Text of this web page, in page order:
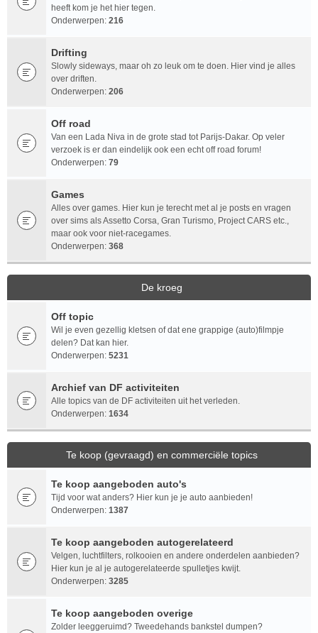
heeft kom je het hier tegen.
Onderwerpen: 216
Drifting
Slowly sideways, maar oh zo leuk om te doen. Hier vind je alles
over driften.
Onderwerpen: 206
Off road
Van een Lada Niva in de grote stad tot Parijs-Dakar. Op veler
verzoek is er dan eindelijk ook een echt off road forum!
Onderwerpen: 79
Games
Alles over games. Hier kun je terecht met al je posts en vragen
over sims als Assetto Corsa, Gran Turismo, Project CARS etc.,
maar ook voor niet-racegames.
Onderwerpen: 368
De kroeg
Off topic
Wil je even gezellig kletsen of dat ene grappige (auto)filmpje
delen? Dat kan hier.
Onderwerpen: 5231
Archief van DF activiteiten
Alle topics van de DF activiteiten uit het verleden.
Onderwerpen: 1634
Te koop (gevraagd) en commerciële topics
Te koop aangeboden auto's
Tijd voor wat anders? Hier kun je je auto aanbieden!
Onderwerpen: 1387
Te koop aangeboden autogerelateerd
Velgen, luchtfilters, rolkooien en andere onderdelen aanbieden?
Hier kun je al je autogerelateerde spulletjes kwijt.
Onderwerpen: 3285
Te koop aangeboden overige
Zolder leeggeruimd? Tweedehands bankstel dumpen?